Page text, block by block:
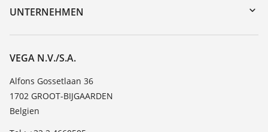
DTM Collection/PACTware
Trainings
Beständigkeitsliste
TeamViewer
UNTERNEHMEN
Über VEGA
Kontakt
News
Presse
Blog
VEGA N.V./S.A.
Alfons Gossetlaan 36
1702 GROOT-BIJGAARDEN
Belgien